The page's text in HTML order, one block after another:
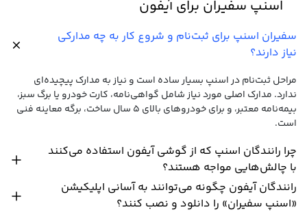
اسنپ سفیران برای آیفون
سفیران اسنپ برای ثبت‌نام و شروع کار به چه مدارکی
نیاز دارند؟
مراحل ثبت‌نام در اسنپ بسیار ساده است و نیاز به مدارک پیچیده‌ای
ندارد. مدارک اصلی مورد نیاز شامل گواهی‌نامه، کارت خودرو یا برگ سبز،
بیمه‌نامه معتبر، و برای خودروهای بالای ۵ سال ساخت، برگه معاینه فنی
است.
چرا رانندگان اسنپ که از گوشی آیفون استفاده می‌کنند
با چالش‌هایی مواجه هستند؟
رانندگان آیفون چگونه می‌توانند به آسانی اپلیکیشن
«اسنپ سفیران» را دانلود و نصب کنند؟